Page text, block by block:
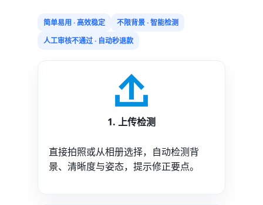
简单易用 · 高效稳定
不限背景 · 智能检测
人工审核不通过 · 自动秒退款
1. 上传检测
直接拍照或从相册选择，自动检测背
景、清晰度与姿态，提示修正要点。